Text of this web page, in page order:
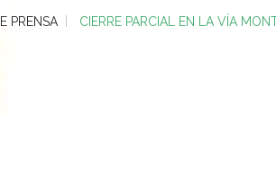
PRENSA CIERRE PARCIAL EN LA VÍA